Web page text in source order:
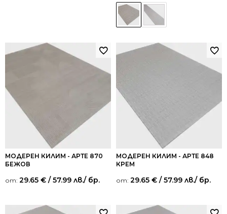
МОДЕРЕН КИЛИМ - АРТЕ 870
БЕЖОВ
от: 29.65 € / 57.99 лв./ бр.
МОДЕРЕН КИЛИМ - АРТЕ 848
КРЕМ
от: 29.65 € / 57.99 лв./ бр.